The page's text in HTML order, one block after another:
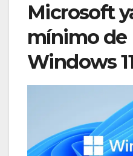
Microsoft
mínimo de
Windows